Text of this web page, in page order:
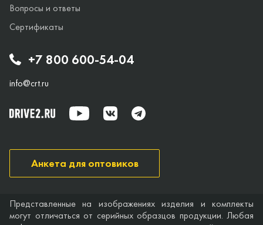
+7 800 600-54-04
info@crt.ru
Вопросы и ответы
Сертификаты
Анкета для оптовиков
Представленные на изображениях изделия и комплекты
могут отличаться от серийных образцов продукции. Любая